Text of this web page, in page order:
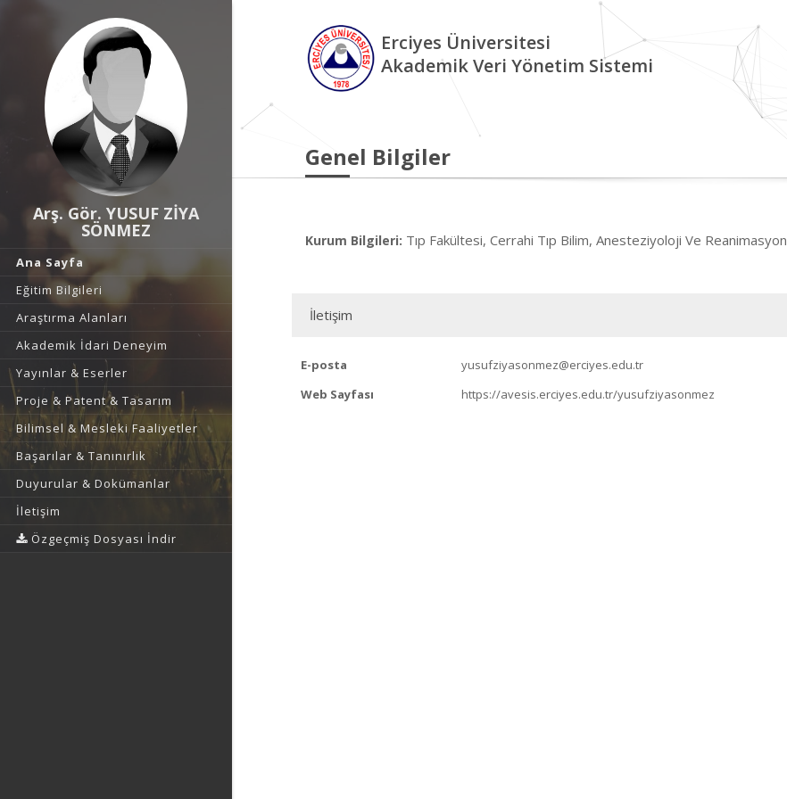
Arş. Gör. YUSUF ZİYA
SÖNMEZ
Ana Sayfa
Eğitim Bilgileri
Araştırma Alanları
Akademik İdari Deneyim
Yayınlar & Eserler
Proje & Patent & Tasarım
Bilimsel & Mesleki Faaliyetler
Başarılar & Tanınırlık
Duyurular & Dokümanlar
İletişim
Özgeçmiş Dosyası İndir
Erciyes Üniversitesi
Akademik Veri Yönetim Sistemi
Genel Bilgiler
Kurum Bilgileri: Tıp Fakültesi, Cerrahi Tıp Bilim, Anesteziyoloji Ve Reanimasyon
İletişim
E-posta
yusufziyasonmez@erciyes.edu.tr
Web Sayfası
https://avesis.erciyes.edu.tr/yusufziyasonmez